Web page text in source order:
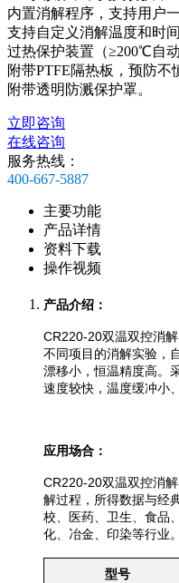
内置消解程序，支持用户
支持自定义消解温度和时间
过热保护装置（≥200℃自动
附带PTFE隔热板，预防不
附带透明防溅保护罩。
立即咨询
在线咨询
服务热线：
400-667-5887
主要功能
产品详情
资料下载
操作视频
产品介绍：
CR220-20双温双控消
不同项目的消解实验，
漂移小，恒温精度高。
速度较快，温度缓冲小
应用场合：
CR220-20双温双控消
解过程，所得数据与经
校、医药、卫生、食品
化、冶金、印染等行业。
型号